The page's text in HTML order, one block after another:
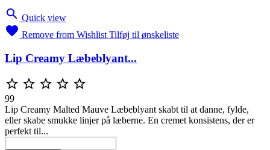
 Quick view
 Remove from Wishlist Tilføj til ønskeliste
Lip Creamy Læbeblyant...
    
99
Lip Creamy Malted Mauve Læbeblyant skabt til at danne, fylde,
eller skabe smukke linjer på læberne. En cremet konsistens, der er
perfekt til...